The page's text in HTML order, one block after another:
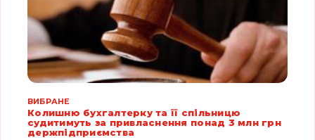
ВИБРАНЕ
Колишню бухгалтерку та її спільницю
судитимуть за привласнення понад 3 млн грн
держпідприємства